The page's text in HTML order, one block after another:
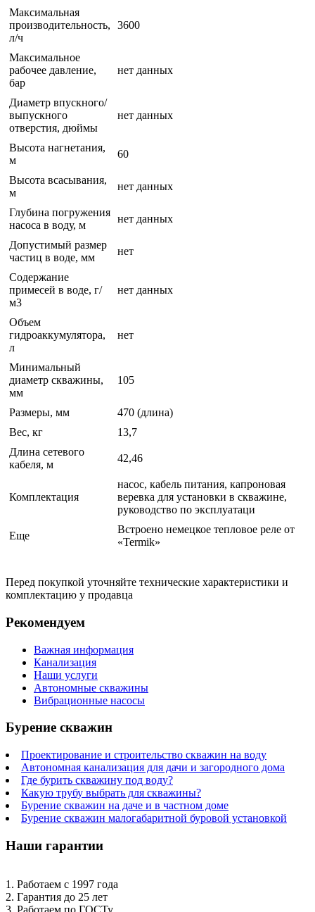
Максимальная
производительность,
л/ч
3600
Максимальное
рабочее давление,
бар
нет данных
Диаметр впускного/
выпускного
отверстия, дюймы
нет данных
Высота нагнетания,
м
60
Высота всасывания,
м
нет данных
Глубина погружения
насоса в воду, м
нет данных
Допустимый размер
частиц в воде, мм
нет
Содержание
примесей в воде, г/
м3
нет данных
Объем
гидроаккумулятора,
л
нет
Минимальный
диаметр скважины,
мм
105
Размеры, мм
470 (длина)
Вес, кг
13,7
Длина сетевого
кабеля, м
42,46
Комплектация
насос, кабель питания, капроновая
веревка для установки в скважине,
руководство по эксплуатаци
Еще
Встроено немецкое тепловое реле от
«Termik»
Перед покупкой уточняйте технические характеристики и
комплектацию у продавца
Рекомендуем
Важная информация
Канализация
Наши услуги
Автономные скважины
Вибрационные насосы
Бурение скважин
Проектирование и строительство скважин на воду
Автономная канализация для дачи и загородного дома
Где бурить скважину под воду?
Какую трубу выбрать для скважины?
Бурение скважин на даче и в частном доме
Бурение скважин малогабаритной буровой установкой
Наши гарантии
1. Работаем с 1997 года
2. Гарантия до 25 лет
3. Работаем по ГОСТу